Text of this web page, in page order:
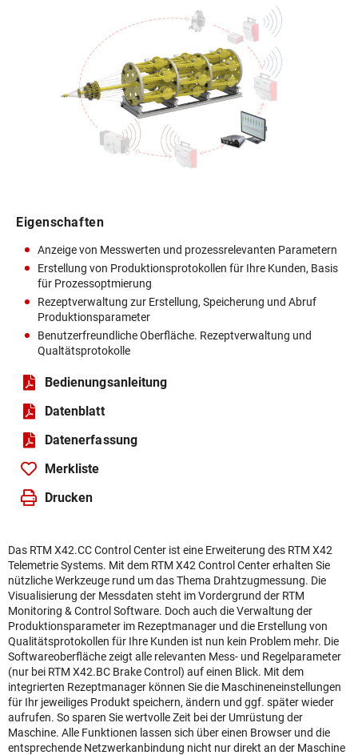
Eigenschaften
Anzeige von Messwerten und prozessrelevanten Parametern
Erstellung von Produktionsprotokollen für Ihre Kunden, Basis
für Prozessoptmierung
Rezeptverwaltung zur Erstellung, Speicherung und Abruf
Produktionsparameter
Benutzerfreundliche Oberfläche. Rezeptverwaltung und
Qualtätsprotokolle
Bedienungsanleitung
Datenblatt
Daten­erfassung
Merkliste
Drucken
Das RTM X42.CC Control Center ist eine Erweiterung des RTM X42
Telemetrie Systems. Mit dem RTM X42 Control Center erhalten Sie
nützliche Werkzeuge rund um das Thema Drahtzugmessung. Die
Visualisierung der Messdaten steht im Vordergrund der RTM
Monitoring & Control Software. Doch auch die Verwaltung der
Produktionsparameter im Rezeptmanager und die Erstellung von
Qualitätsprotokollen für Ihre Kunden ist nun kein Problem mehr. Die
Softwareoberfläche zeigt alle relevanten Mess- und Regelparameter
(nur bei RTM X42.BC Brake Control) auf einen Blick. Mit dem
integrierten Rezeptmanager können Sie die Maschineneinstellungen
für Ihr jeweiliges Produkt speichern, ändern und ggf. später wieder
aufrufen. So sparen Sie wertvolle Zeit bei der Umrüstung der
Maschine. Alle Funktionen lassen sich über einen Browser und die
entsprechende Netzwerkanbindung nicht nur direkt an der Maschine